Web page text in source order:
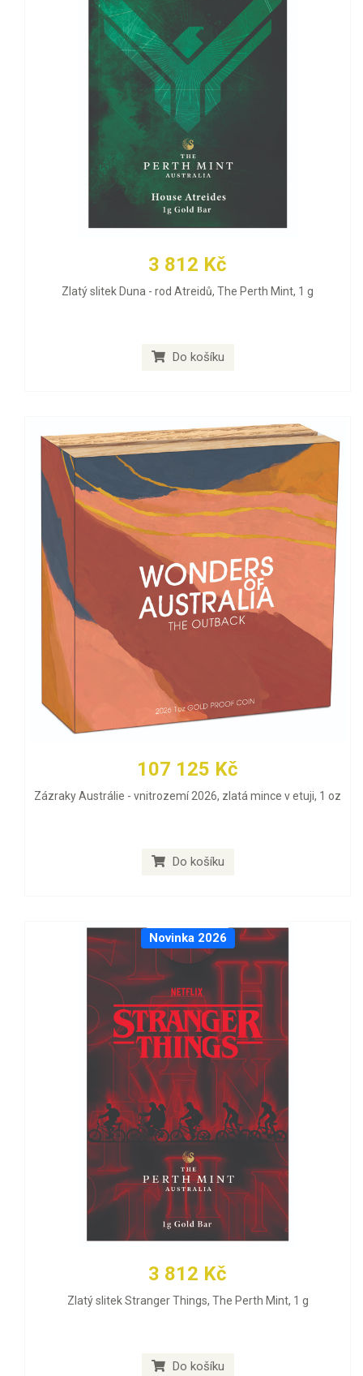
3 812 Kč
Zlatý slitek Duna - rod Atreidů, The Perth Mint, 1 g
Do košíku
107 125 Kč
Zázraky Austrálie - vnitrozemí 2026, zlatá mince v etuji, 1 oz
Do košíku
Novinka 2026
3 812 Kč
Zlatý slitek Stranger Things, The Perth Mint, 1 g
Do košíku